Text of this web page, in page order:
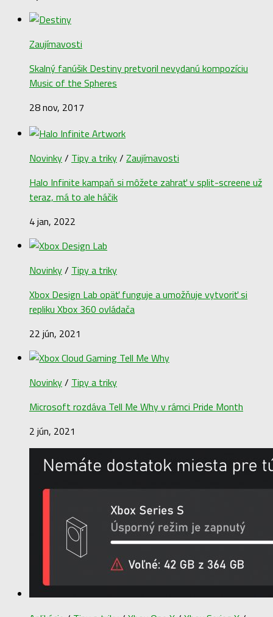
Zaujímavosti
Skalný fanúšik Destiny pretvoril nevydanú kompozíciu
Music of the Spheres
28 nov, 2017
Novinky/ Tipy a triky/ Zaujímavosti
Halo Infinite kampaň si môžete zahrať v split-screene už
teraz, má to ale háčik
4 jan, 2022
Novinky/ Tipy a triky
Xbox Design Lab opäť funguje a umožňuje vytvoriť si
repliku Xbox 360 ovládača
22 jún, 2021
Novinky/ Tipy a triky
Microsoft rozdáva Tell Me Why v rámci Pride Month
2 jún, 2021